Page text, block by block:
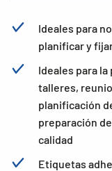
Ideales para
planificar y
Ideales para
talleres,
planificación
preparación
calidad
Etiquetas